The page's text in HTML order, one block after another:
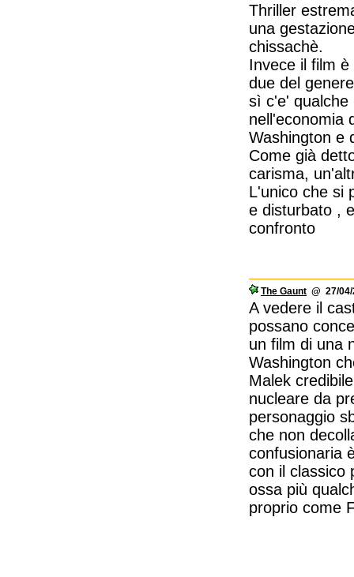
Thriller
una
chissachè.
Invece il film
due del
sì c'e' qualche
nell'economia
Washington e
Come già
carisma,
L'unico che si
e disturbato ,
confronto
The Gaunt @ 27/
A vedere il
possano
un film di una
Washington
Malek
nucleare da
personaggio
che non
confusionaria
con il classico
ossa più
proprio come